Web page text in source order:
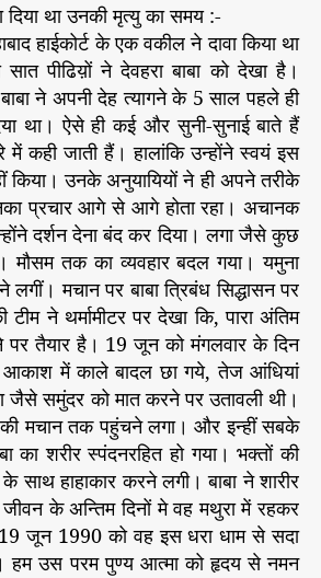
दिया था उनकी मृत्यु का समय :-
हाईकोर्ट के एक वकील ने दावा किया था
पीढिय़ों ने देवहरा बाबा को देखा है।
ने अपनी देह त्यागने के 5 साल पहले ही
था। ऐसे ही कई और सुनी-सुनाई बाते हैं
में कही जाती हैं। हालांकि उन्होंने स्वयं इस
किया। उनके अनुयायियों ने ही अपने तरीके
प्रचार आगे से आगे होता रहा। अचानक
दर्शन देना बंद कर दिया। लगा जैसे कुछ
मौसम तक का व्यवहार बदल गया। यमुना
मचान पर बाबा त्रिबंध सिद्धासन पर
टीम ने थर्मामीटर पर देखा कि, पारा अंतिम
पर तैयार है। 19 जून को मंगलवार के दिन
आकाश में काले बादल छा गये, तेज आंधियां
समुंदर को मात करने पर उतावली थी।
की मचान तक पहुंचने लगा। और इन्हीं सबके
का शरीर स्पंदनरहित हो गया। भक्तों की
साथ हाहाकार करने लगी। बाबा ने शारीर
के अन्तिम दिनों मे वह मथुरा में रहकर
जून 1990 को वह इस धरा धाम से सदा
हम उस परम पुण्य आत्मा को हृदय से नमन